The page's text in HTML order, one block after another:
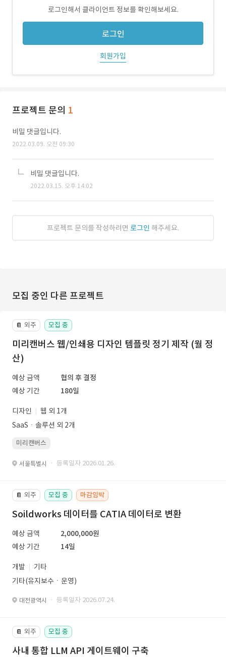
로그인해서 클라이언트 정보를 확인해보세요.
로그인
회원가입
프로젝트 문의 1
비밀 댓글입니다.
2022.03.09. 오전 09:30
비밀 댓글입니다.
2022.03.15. 오후 14:02
프로젝트 문의를 작성하려면 로그인 해주세요.
모집 중인 다른 프로젝트
📔 외주 모집 중
미리캔버스 웹/인쇄용 디자인 템플릿 정기 제작 (월 정
산)
예상 금액
협의 후 결정
예상 기간
180일
디자인
웹 외 1개
SaaSㆍ솔루션 외 2개
미리캔버스
서울특별시 · 등록일자 2026.01.26.
📔 외주 모집 중 마감임박
Soildworks 데이터를 CATIA 데이터로 변환
예상 금액
2,000,000원
예상 기간
14일
개발
기타
기타(유지보수ㆍ운영)
대전광역시 · 등록일자 2026.07.24.
📔 외주 모집 중
사내 통합 LLM API 게이트웨이 구축